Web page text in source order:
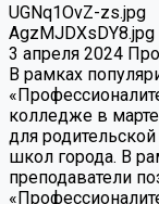
UGNq1OvZ-zs.jpg
AgzMJDXsDY8.jpg
3 апреля 2024
В рамках
колледже в
для
школ города. В
преподаватели